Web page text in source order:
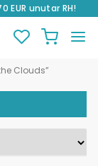
EUR unutar RH!
Clouds”